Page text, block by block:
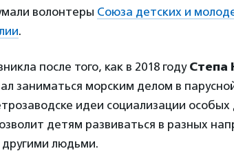
волонтеры Союза детских и
.
после того, как в 2018 году Степа
заниматься морским делом в
идеи социализации особых
детям развиваться в разных
другими людьми.